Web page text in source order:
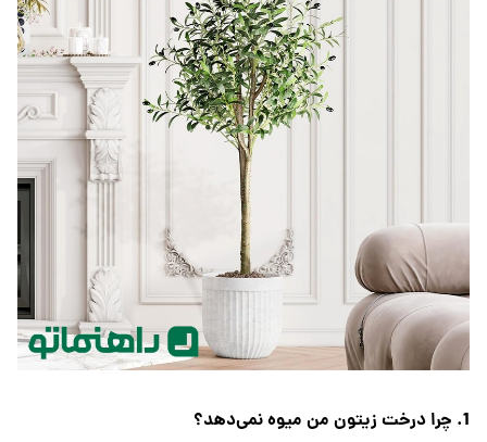
1. چرا درخت زیتون من میوه نمی‌دهد؟